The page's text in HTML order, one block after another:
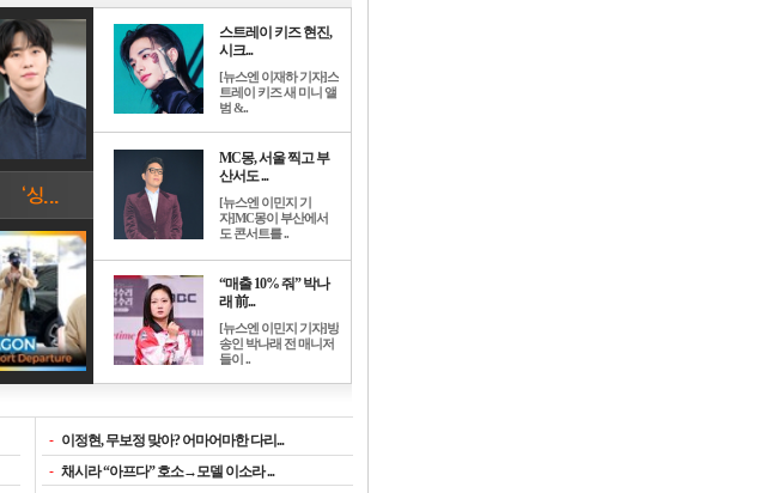
스트레이 키즈 현진,
시크...
[뉴스엔 이재하 기자]스
트레이 키즈 새 미니 앨
범 &..
MC몽, 서울 찍고 부
산서도 ...
[뉴스엔 이민지 기
자]MC몽이 부산에서
도 콘서트를 ..
“매출 10% 줘” 박나
래 前...
[뉴스엔 이민지 기자]방
송인 박나래 전 매니저
들이 ..
- 이정현, 무보정 맞아? 어마어마한 다리...
- 채시라 “아프다” 호소→모델 이소라 ...